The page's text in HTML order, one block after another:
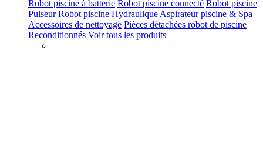
Robot piscine à batterie Robot piscine connecté Robot piscine
Pulseur Robot piscine Hydraulique Aspirateur piscine & Spa
Accessoires de nettoyage Pièces détachées robot de piscine
Reconditionnés Voir tous les produits